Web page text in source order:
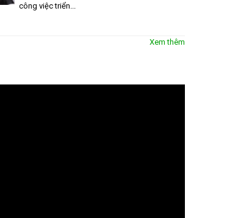
công việc triển...
Xem thêm